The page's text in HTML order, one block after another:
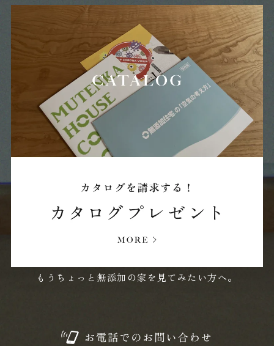
2024年02月 (21)
2024年01月 (17)
もうちょっと無添加の家を見てみたい方へ。